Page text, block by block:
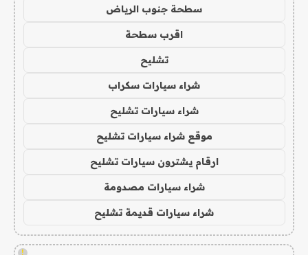
سطحة جنوب الرياض
اقرب سطحة
تشليح
شراء سيارات سكراب
شراء سيارات تشليح
موقع شراء سيارات تشليح
ارقام يشترون سيارات تشليح
شراء سيارات مصدومة
شراء سيارات قديمة تشليح
!